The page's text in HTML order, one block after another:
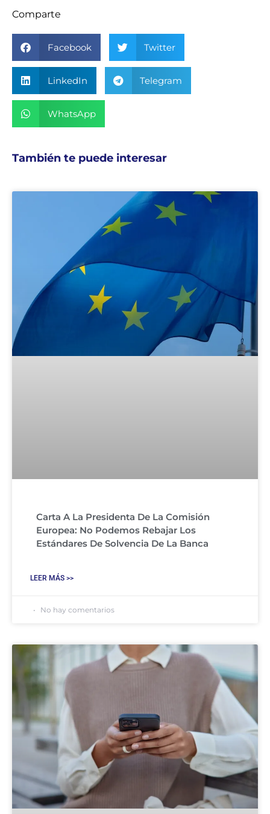
Comparte
Facebook Twitter
LinkedIn Telegram
WhatsApp
También te puede interesar
Carta A La Presidenta De La Comisión
Europea: No Podemos Rebajar Los
Estándares De Solvencia De La Banca
LEER MÁS >>
No hay comentarios